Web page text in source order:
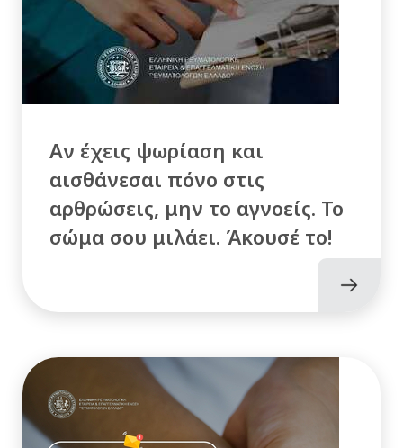
Αν έχεις ψωρίαση και
αισθάνεσαι πόνο στις
αρθρώσεις, μην το αγνοείς. Το
σώμα σου μιλάει. Άκουσέ το!